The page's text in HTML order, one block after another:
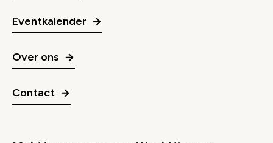
Eventkalender
Over ons
Contact